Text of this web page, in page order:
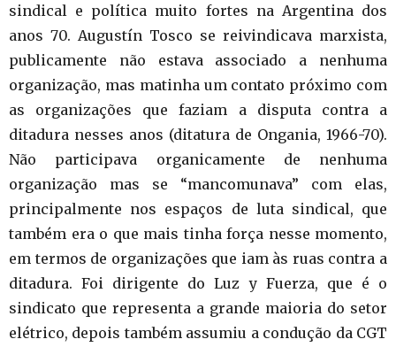
sindical e política muito fortes na Argentina dos
anos 70. Augustín Tosco se reivindicava marxista,
publicamente não estava associado a nenhuma
organização, mas matinha um contato próximo com
as organizações que faziam a disputa contra a
ditadura nesses anos (ditatura de Ongania, 1966-70).
Não participava organicamente de nenhuma
organização mas se “mancomunava” com elas,
principalmente nos espaços de luta sindical, que
também era o que mais tinha força nesse momento,
em termos de organizações que iam às ruas contra a
ditadura. Foi dirigente do Luz y Fuerza, que é o
sindicato que representa a grande maioria do setor
elétrico, depois também assumiu a condução da CGT